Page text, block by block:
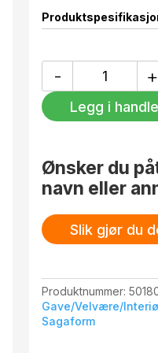
Trykk: Kode 6
-
osteklokke
trekant
antall
+
Legg i
Ønsker du
navn eller
Slik gjør du
Produktnummer:
Gave/Velvære/
Sagaform